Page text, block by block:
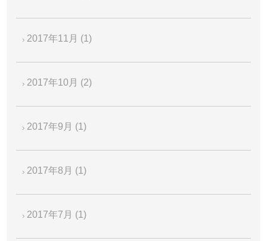
2017年11月 (1)
2017年10月 (2)
2017年9月 (1)
2017年8月 (1)
2017年7月 (1)